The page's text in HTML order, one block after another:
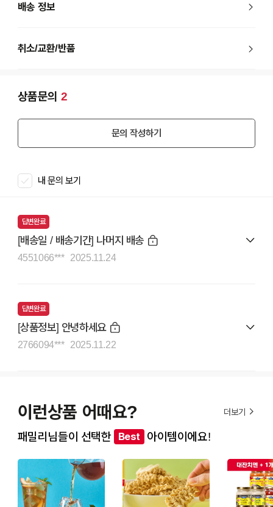
배송 정보
취소/교환/반품
상품문의 2
문의 작성하기
내 문의 보기
답변완료
[배송일 / 배송기간] 나머지 배송
4551066*** 2025.11.24
답변완료
[상품정보] 안녕하세요
2766094*** 2025.11.22
이런상품 어때요? 더보기
패밀리님들이 선택한 Best 아이템이에요!